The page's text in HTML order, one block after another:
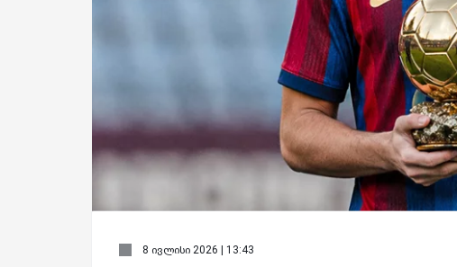
8 ივლისი 2026 | 13:43